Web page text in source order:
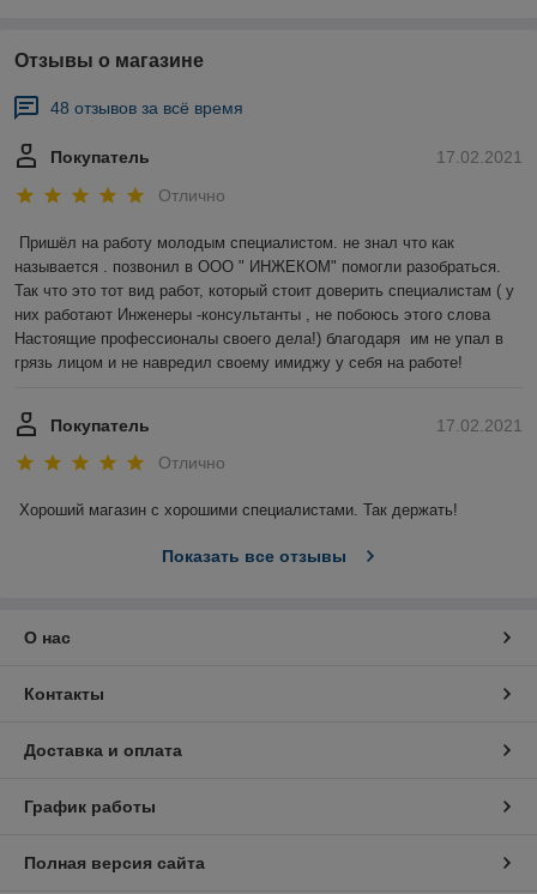
Отзывы о магазине
48 отзывов за всё время
17.02.2021
Покупатель
Отлично
Пришёл на работу молодым специалистом. не знал что как
называется . позвонил в ООО " ИНЖЕКОМ" помогли разобраться.
Так что это тот вид работ, который стоит доверить специалистам ( у
них работают Инженеры -консультанты , не побоюсь этого слова
Настоящие профессионалы своего дела!) благодаря  им не упал в
грязь лицом и не навредил своему имиджу у себя на работе!
17.02.2021
Покупатель
Отлично
Хороший магазин с хорошими специалистами. Так держать!
Показать все отзывы
О нас
Контакты
Доставка и оплата
График работы
Полная версия сайта